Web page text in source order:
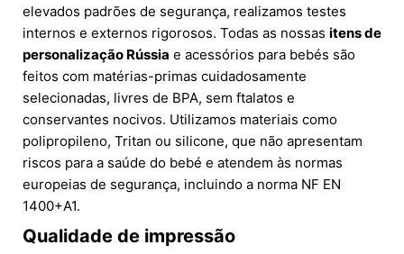
elevados padrões de segurança, realizamos testes
internos e externos rigorosos. Todas as nossas itens de
personalização Rússia e acessórios para bebés são
feitos com matérias-primas cuidadosamente
selecionadas, livres de BPA, sem ftalatos e
conservantes nocivos. Utilizamos materiais como
polipropileno, Tritan ou silicone, que não apresentam
riscos para a saúde do bebé e atendem às normas
europeias de segurança, incluindo a norma NF EN
1400+A1.
Qualidade de impressão